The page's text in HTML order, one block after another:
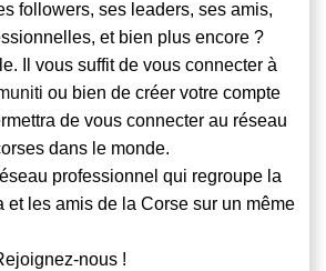
followers, ses leaders, ses amis,
et bien plus encore ?
Il vous suffit de vous connecter à
ou bien de créer votre compte
de vous connecter au réseau
dans le monde.
professionnel qui regroupe la
et les amis de la Corse sur un même
nous !